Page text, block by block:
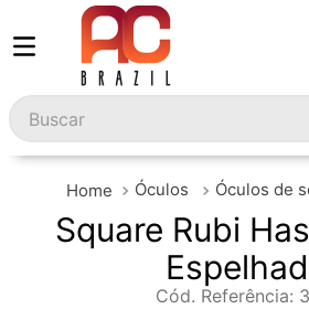
Buscar
Óculos Óculos de
Square Rubi
Cód. Referência: